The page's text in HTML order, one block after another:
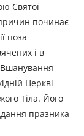
Святої
причин починає
поза
і в
Вшанування
Церкві
Тіла. Його
празника